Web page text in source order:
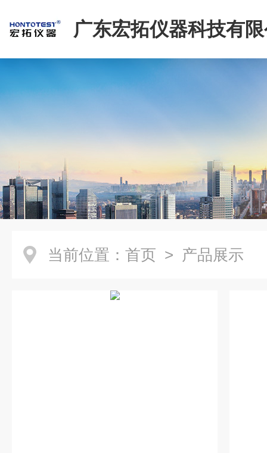
广东宏拓仪器科技有
当前位置： 首页 > 产品展示